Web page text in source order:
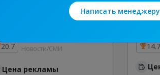
20.7 Новости/СМИ
Цена рекламы
14.7
Написать менеджеру